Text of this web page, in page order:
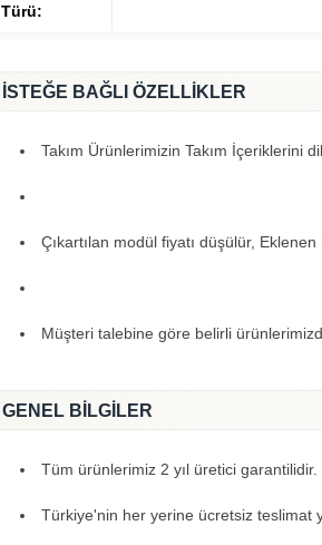
Türü:
İSTEĞE BAĞLI ÖZELLİKLER
Takım Ürünlerimizin Takım İçeriklerini
Çıkartılan modül fiyatı düşülür,
Müşteri talebine göre belirli
GENEL BİLGİLER
Tüm ürünlerimiz 2 yıl üretici garantilidir.
Türkiye'nin her yerine ücretsiz teslimat